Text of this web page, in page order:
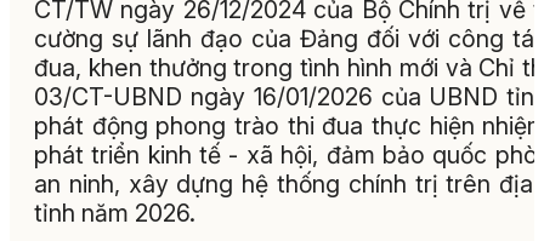
CT/TW ngày 26/12/2024 của Bộ Chính trị về
cường sự lãnh đạo của Đảng đối với công
đua, khen thưởng trong tình hình mới và Chỉ
03/CT-UBND ngày 16/01/2026 của UBND
phát động phong trào thi đua thực hiện
phát triển kinh tế - xã hội, đảm bảo quốc
an ninh, xây dựng hệ thống chính trị trên địa
tỉnh năm 2026.